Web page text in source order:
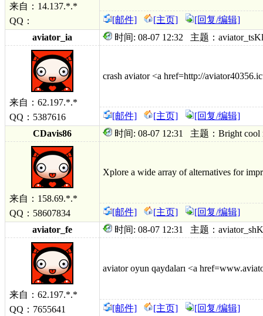
来自：14.137.*.*
QQ：
[邮件] [主页]
[回复/编辑]
aviator_ia
时间: 08-07 12:32 主题：aviator_tsKl
来自：62.197.*.*
QQ：5387616
crash aviator <a href=http://
[邮件] [主页]
[回复/编辑]
CDavis86
时间: 08-07 12:31 主题：Bright cool
来自：158.69.*.*
QQ：58607834
Xplore a wide array of alternatives for
[邮件] [主页]
[回复/编辑]
aviator_fe
时间: 08-07 12:31 主题：
来自：62.197.*.*
QQ：7655641
aviator oyun qaydaları <a
[邮件] [主页]
[回复/编辑]